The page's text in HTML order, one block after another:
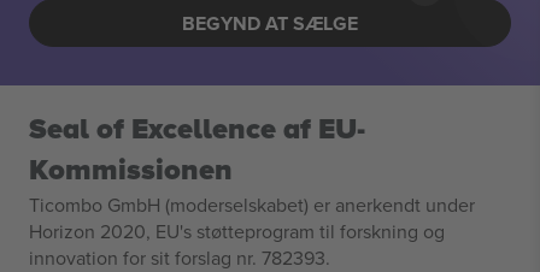
BEGYND AT SÆLGE
Seal of Excellence af EU-
Kommissionen
Ticombo GmbH (moderselskabet) er anerkendt under
Horizon 2020, EU's støtteprogram til forskning og
innovation for sit forslag nr. 782393.